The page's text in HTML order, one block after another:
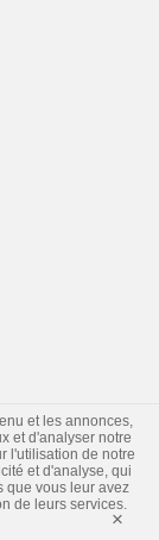
et les annonces,
et d'analyser notre
l'utilisation de notre
et d'analyse, qui
que vous leur avez
de leurs services.
×